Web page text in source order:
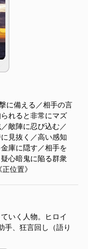
に備える／相手の言
れると非常にマズ
敵陣に忍び込む／
見抜く／高い感知
庫に隠す／相手を
心暗鬼に陥る群衆
位置》
いく人物。ヒロイ
手、狂言回し（語り